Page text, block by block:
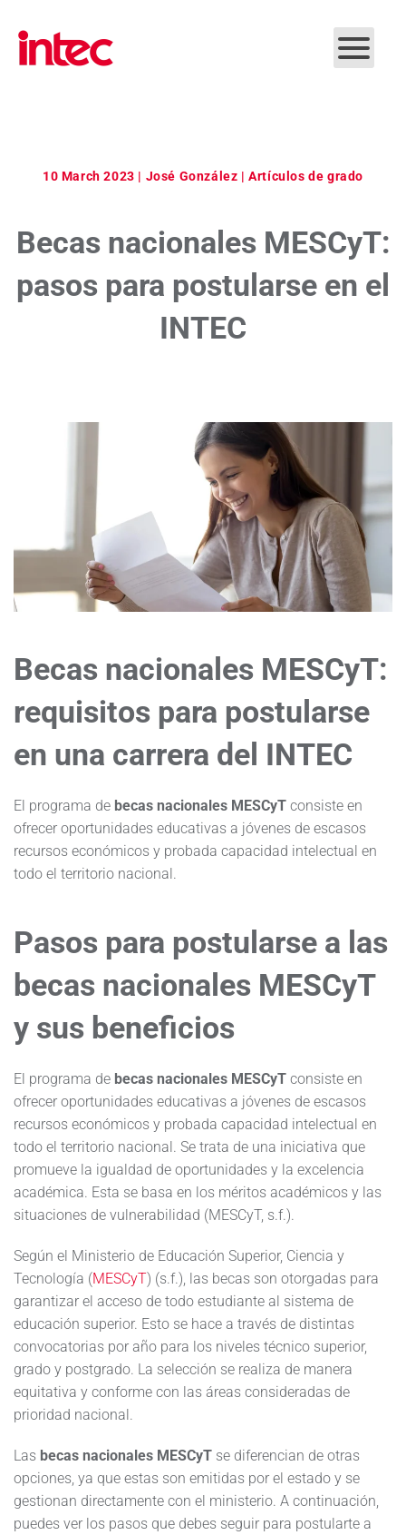
Skip to main content
10 March 2023 | José González |Artículos de grado
Becas nacionales MESCyT:
pasos para postularse en el
INTEC
Becas nacionales MESCyT:
requisitos para postularse
en una carrera del INTEC
El programa de becas nacionales MESCyT consiste en
ofrecer oportunidades educativas a jóvenes de escasos
recursos económicos y probada capacidad intelectual en
todo el territorio nacional.
Pasos para postularse a las
becas nacionales MESCyT
y sus beneficios
El programa de becas nacionales MESCyT consiste en
ofrecer oportunidades educativas a jóvenes de escasos
recursos económicos y probada capacidad intelectual en
todo el territorio nacional. Se trata de una iniciativa que
promueve la igualdad de oportunidades y la excelencia
académica. Esta se basa en los méritos académicos y las
situaciones de vulnerabilidad (MESCyT, s.f.).
Según el Ministerio de Educación Superior, Ciencia y
Tecnología (MESCyT) (s.f.), las becas son otorgadas para
garantizar el acceso de todo estudiante al sistema de
educación superior. Esto se hace a través de distintas
convocatorias por año para los niveles técnico superior,
grado y postgrado. La selección se realiza de manera
equitativa y conforme con las áreas consideradas de
prioridad nacional.
Las becas nacionales MESCyT se diferencian de otras
opciones, ya que estas son emitidas por el estado y se
gestionan directamente con el ministerio. A continuación,
puedes ver los pasos que debes seguir para postularte a